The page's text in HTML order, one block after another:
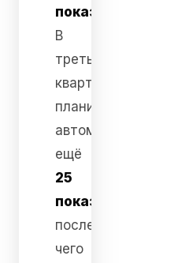
показателям
В
третьем
квартале
планируется
автоматизировать
ещё
25
показателей
после
чего